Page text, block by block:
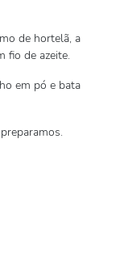
de hortelã, a
fio de azeite.
em pó e bata